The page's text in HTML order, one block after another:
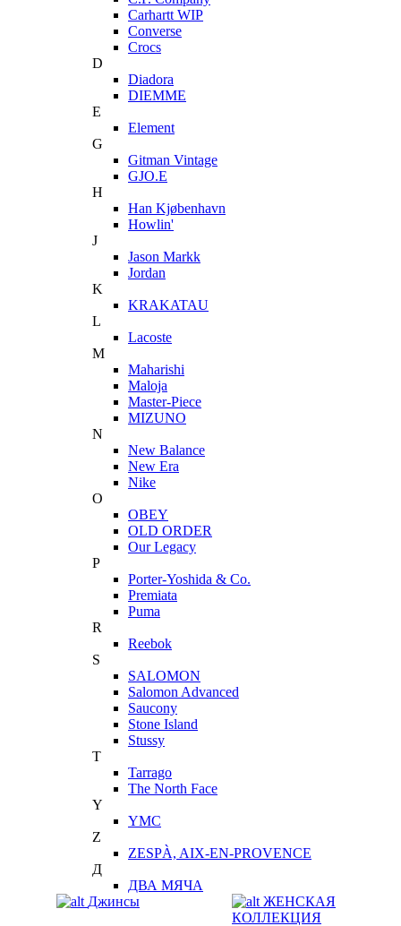
Carhartt WIP
Converse
Crocs
D
Diadora
DIEMME
E
Element
G
Gitman Vintage
GJO.E
H
Han Kjøbenhavn
Howlin'
J
Jason Markk
Jordan
K
KRAKATAU
L
Lacoste
M
Maharishi
Maloja
Master-Piece
MIZUNO
N
New Balance
New Era
Nike
O
OBEY
OLD ORDER
Our Legacy
P
Porter-Yoshida & Co.
Premiata
Puma
R
Reebok
S
SALOMON
Salomon Advanced
Saucony
Stone Island
Stussy
T
Tarrago
The North Face
Y
YMC
Z
ZESPÀ, AIX-EN-PROVENCE
Д
ДВА МЯЧА
Джинсы
ЖЕНСКАЯ
КОЛЛЕКЦИЯ